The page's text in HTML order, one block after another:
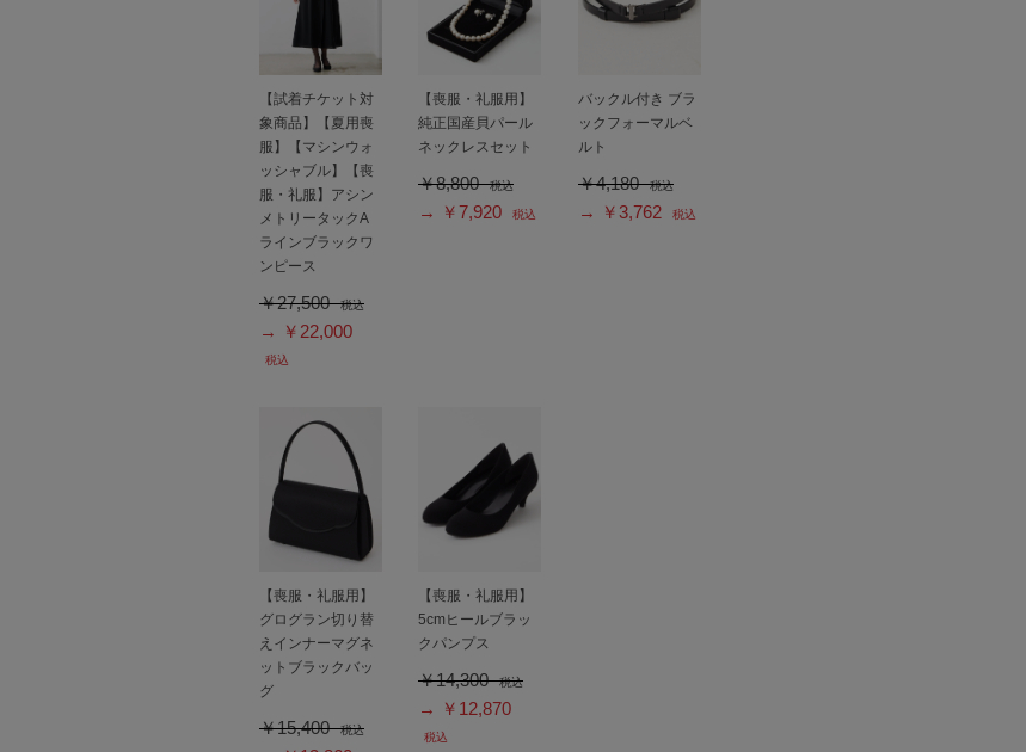
【試着チケット対
象商品】【夏用喪
服】【マシンウォ
ッシャブル】【喪
服・礼服】アシン
メトリータックA
ラインブラックワ
ンピース
￥27,500 税込
→ ￥22,000
税込
【喪服・礼服用】
純正国産貝パール
ネックレスセット
￥8,800 税込
→ ￥7,920 税込
バックル付き ブラ
ックフォーマルベ
ルト
￥4,180 税込
→ ￥3,762 税込
【喪服・礼服用】
グログラン切り替
えインナーマグネ
ットブラックバッ
グ
￥15,400 税込
【喪服・礼服用】
5cmヒールブラッ
クパンプス
￥14,300 税込
→ ￥12,870
税込